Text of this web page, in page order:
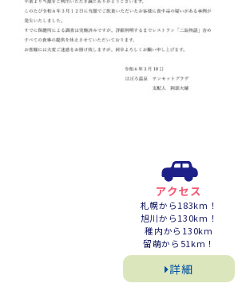
アクセス
札幌から183km！
旭川から130km！
稚内から130km
留萌から51km！
詳細